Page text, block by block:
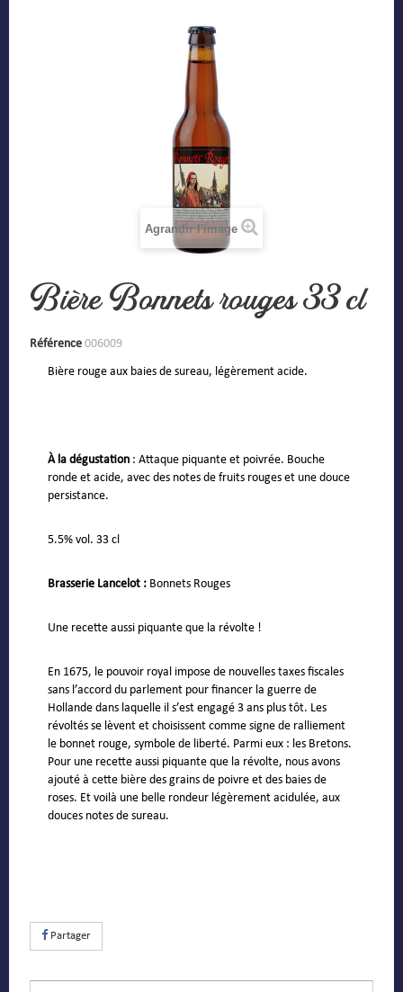
Agrandir l'image
Bière Bonnets rouges 33 cl
Référence 006009
Bière rouge aux baies de sureau, légèrement acide.
À la dégustation : Attaque piquante et poivrée. Bouche
ronde et acide, avec des notes de fruits rouges et une douce
persistance.
5.5% vol. 33 cl
Brasserie Lancelot : Bonnets Rouges
Une recette aussi piquante que la révolte !
En 1675, le pouvoir royal impose de nouvelles taxes fiscales
sans l’accord du parlement pour financer la guerre de
Hollande dans laquelle il s’est engagé 3 ans plus tôt. Les
révoltés se lèvent et choisissent comme signe de ralliement
le bonnet rouge, symbole de liberté. Parmi eux : les Bretons.
Pour une recette aussi piquante que la révolte, nous avons
ajouté à cette bière des grains de poivre et des baies de
roses. Et voilà une belle rondeur légèrement acidulée, aux
douces notes de sureau.
Partager